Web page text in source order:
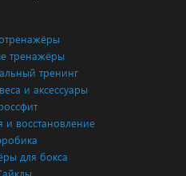
тренажёры
тренинг
и аксессуары
восстановление
для бокса